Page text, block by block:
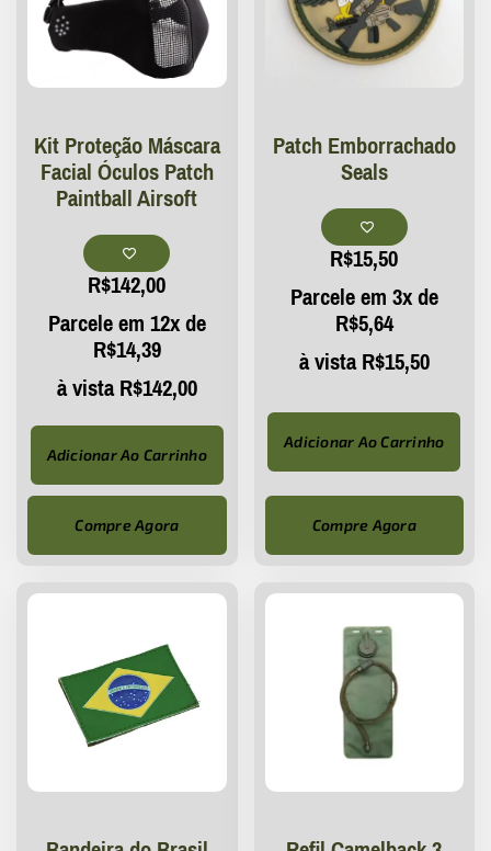
Kit Proteção Máscara
Facial Óculos Patch
Paintball Airsoft
R$142,00
Parcele em 12x de
R$14,39
à vistaR$142,00
Adicionar Ao Carrinho
Compre Agora
Patch Emborrachado
Seals
R$15,50
Parcele em 3x de
R$5,64
à vistaR$15,50
Adicionar Ao Carrinho
Compre Agora